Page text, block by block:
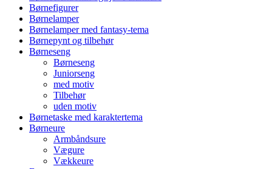
Børnefigurer
Børnelamper
Børnelamper med fantasy-tema
Børnepynt og tilbehør
Børneseng
Børneseng
Juniorseng
med motiv
Tilbehør
uden motiv
Børnetaske med karaktertema
Børneure
Armbåndsure
Vægure
Vækkeure